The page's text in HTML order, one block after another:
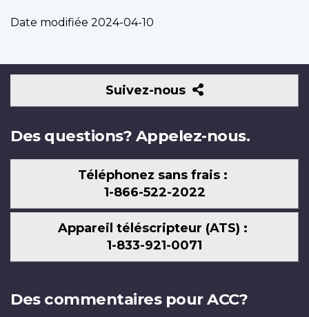
Date modifiée 2024-04-10
Suivez-nous
Suivez-
nous
Des questions? Appelez-nous.
Téléphonez sans frais :
1-866-522-2022
Appareil téléscripteur (ATS) :
1-833-921-0071
Des commentaires pour ACC?